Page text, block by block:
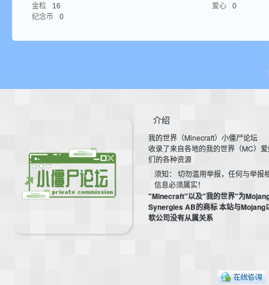
金粒
16 爱心
0
纪念币
0
介绍
我的世界（Minecraft）小僵尸论坛
收录了来自各地的我的世界（MC）
们的各种资源
须知： 切勿滥用举报，任何与举报
信息必须属实！
"Minecraft"以及"我的世界"为
Synergies AB的商标 本站与Mojang
软公司没有从属关系